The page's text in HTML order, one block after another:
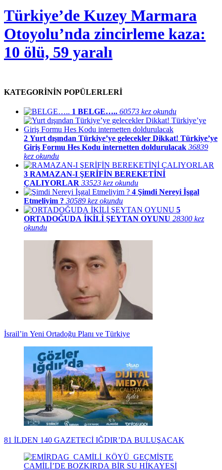
Türkiye’de Kuzey Marmara
Otoyolu’nda zincirleme kaza:
10 ölü, 59 yaralı
KATEGORİNİN POPÜLERLERİ
1 BELGE….. 60573 kez okundu
2 Yurt dışından Türkiye’ye gelecekler Dikkat! Türkiye’ye
Giriş Formu Hes Kodu internetten doldurulacak 36839
kez okundu
3 RAMAZAN-I ŞERİFİN BEREKETİNİ
ÇALIYORLAR 33523 kez okundu
4 Şimdi Nereyi İşgal
Etmeliyim ? 30589 kez okundu
5
ORTADOĞUDA İKİLİ ŞEYTAN OYUNU 28300 kez
okundu
İsrail’in Yeni Ortadoğu Planı ve Türkiye
81 İLDEN 140 GAZETECİ IĞDIR’DA BULUŞACAK